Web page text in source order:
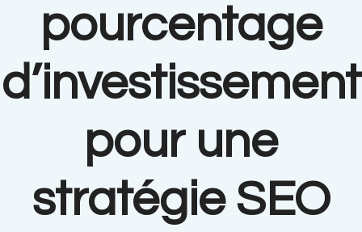
pourcentage
d’investissement
pour une
stratégie SEO